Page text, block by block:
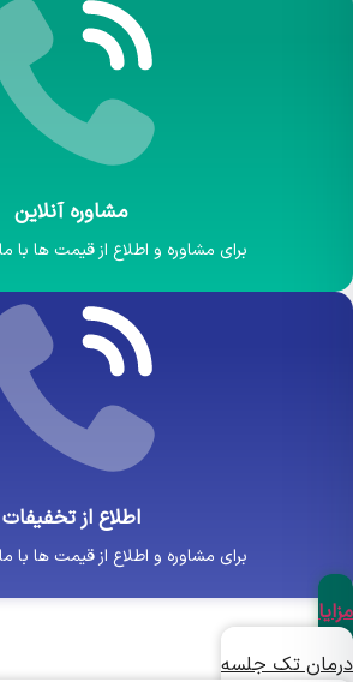
مشاوره آنلاین
برای مشاوره و اطلاع از قیمت ها با ما در
اطلاع از تخفیفات
برای مشاوره و اطلاع از قیمت ها با ما در
تک جلسه